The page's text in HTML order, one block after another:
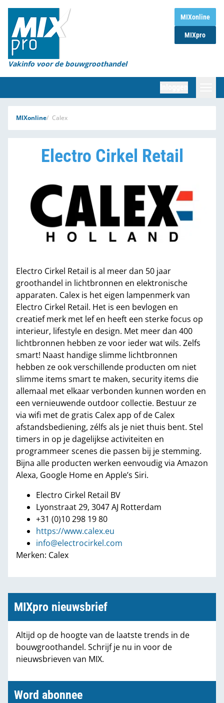
MIXonline
MIXpro
Vakinfo voor de bouwgroothandel
Home
Magazines
Organisaties
Marktcijfers
Word abonnee
MIXonline Calex
Electro Cirkel Retail
Electro Cirkel Retail is al meer dan 50 jaar
groothandel in lichtbronnen en elektronische
apparaten. Calex is het eigen lampenmerk van
Electro Cirkel Retail. Het is een bevlogen en
creatief merk met lef en heeft een sterke focus op
interieur, lifestyle en design. Met meer dan 400
lichtbronnen hebben ze voor ieder wat wils. Zelfs
smart! Naast handige slimme lichtbronnen
hebben ze ook verschillende producten om niet
slimme items smart te maken, security items die
allemaal met elkaar verbonden kunnen worden en
een vernieuwende outdoor collectie. Bestuur ze
via wifi met de gratis Calex app of de Calex
afstandsbediening, zélfs als je niet thuis bent. Stel
timers in op je dagelijkse activiteiten en
programmeer scenes die passen bij je stemming.
Bijna alle producten werken eenvoudig via Amazon
Alexa, Google Home en Apple’s Siri.
Electro Cirkel Retail BV
Lyonstraat 29, 3047 AJ Rotterdam
+31 (0)10 298 19 80
https://www.calex.eu
info@electrocirkel.com
Merken: Calex
MIXpro nieuwsbrief
Altijd op de hoogte van de laatste trends in de
bouwgroothandel. Schrijf je nu in voor de
nieuwsbrieven van MIX.
Word abonnee